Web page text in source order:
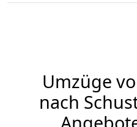
Umzüge
nach